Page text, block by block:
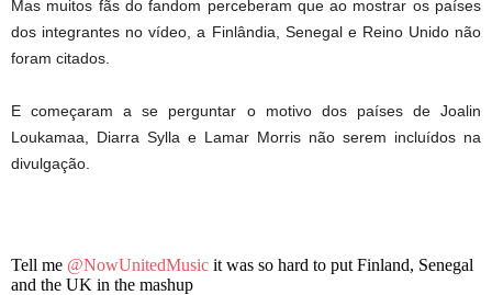
Mas muitos fãs do fandom perceberam que ao mostrar os países
dos integrantes no vídeo, a Finlândia, Senegal e Reino Unido não
foram citados.
E começaram a se perguntar o motivo dos países de Joalin
Loukamaa, Diarra Sylla e Lamar Morris não serem incluídos na
divulgação.
Tell me @NowUnitedMusic it was so hard to put Finland, Senegal
and the UK in the mashup